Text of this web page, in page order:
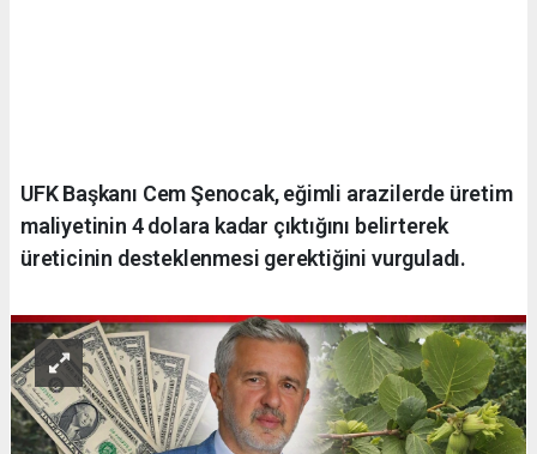
UFK Başkanı Cem Şenocak, eğimli arazilerde üretim
maliyetinin 4 dolara kadar çıktığını belirterek
üreticinin desteklenmesi gerektiğini vurguladı.